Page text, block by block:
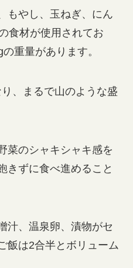
もやし、玉ねぎ、にん
食材が使用されてお
重量があります。
、まるで山のような盛
菜のシャキシャキ感を
きずに食べ進めること
汁、温泉卵、漬物がセ
飯は2合半とボリューム